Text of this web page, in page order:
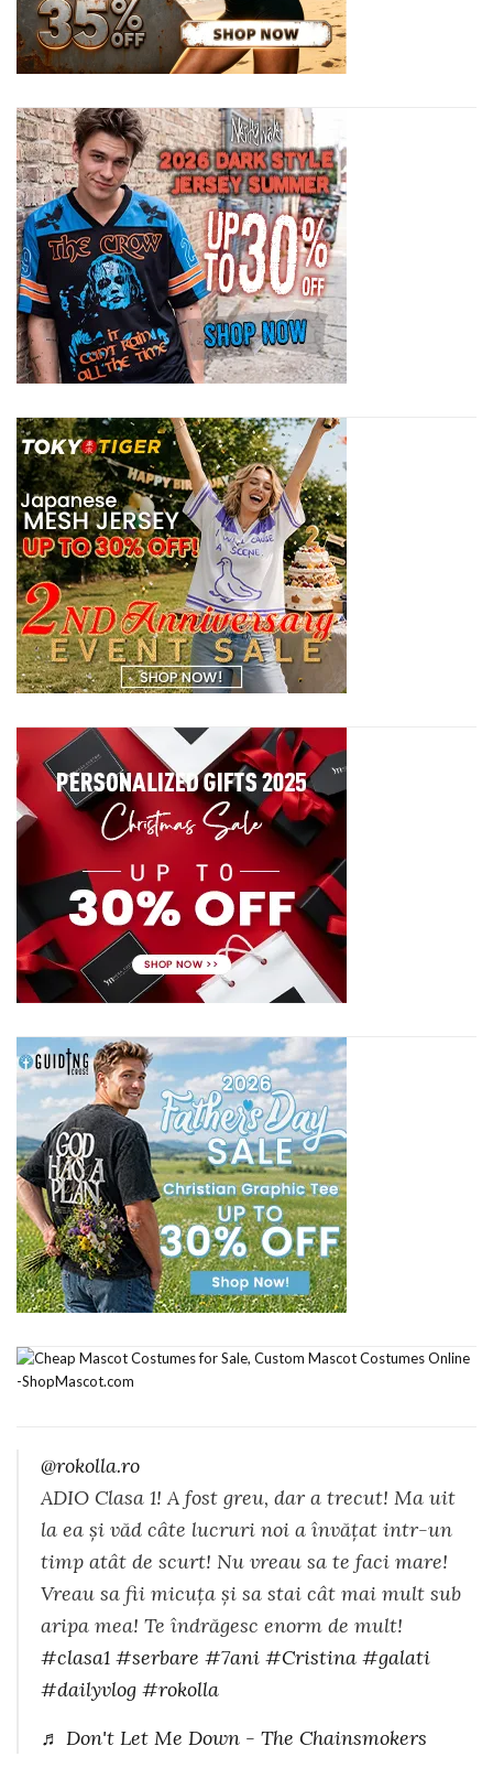
@rokolla.ro
ADIO Clasa 1! A fost greu, dar a trecut! Ma uit
la ea și văd câte lucruri noi a învățat intr-un
timp atât de scurt! Nu vreau sa te faci mare!
Vreau sa fii micuța și sa stai cât mai mult sub
aripa mea! Te îndrăgesc enorm de mult!
#clasa1 #serbare #7ani #Cristina #galati
#dailyvlog #rokolla
♬ Don't Let Me Down - The Chainsmokers